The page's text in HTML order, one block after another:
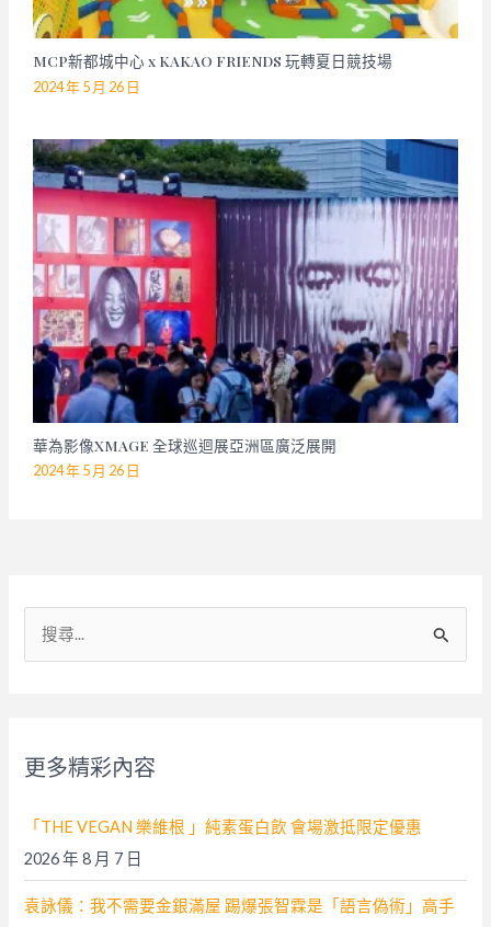
MCP新都城中心 x KAKAO FRIENDS 玩轉夏日競技場
2024 年 5 月 26 日
華為影像XMAGE 全球巡迴展亞洲區廣泛展開
2024 年 5 月 26 日
:
更多精彩內容
「THE VEGAN 樂維根 」純素蛋白飲 會場激抵限定優惠
2026 年 8 月 7 日
袁詠儀：我不需要金銀滿屋 踢爆張智霖是「語言偽術」高手